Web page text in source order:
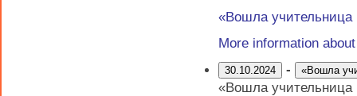
«Вошла
More information
30.10.2024 - «Вошла
«Вошла